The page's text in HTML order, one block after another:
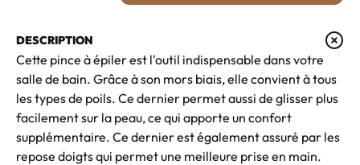
DESCRIPTION
Cette pince à épiler est l'outil indispensable dans votre
salle de bain. Grâce à son mors biais, elle convient à tous
les types de poils. Ce dernier permet aussi de glisser plus
facilement sur la peau, ce qui apporte un confort
supplémentaire. Ce dernier est également assuré par les
repose doigts qui permet une meilleure prise en main.